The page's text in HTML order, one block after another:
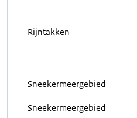
Rijntakken
Sneekermeergebied
Sneekermeergebied